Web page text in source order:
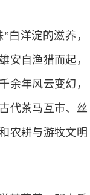
白洋淀的滋养，
安自渔猎而起，
余年风云变幻，
代茶马互市、丝
农耕与游牧文明